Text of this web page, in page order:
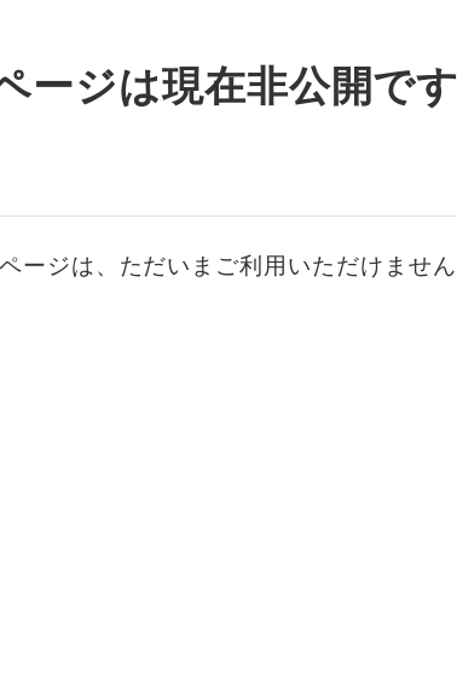
ージは現在非公開です
ージは、ただいまご利用いただけません